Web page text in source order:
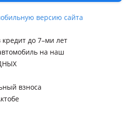
версию сайта
выбор автомобилей
до 7–ми лет
на наш
взноса